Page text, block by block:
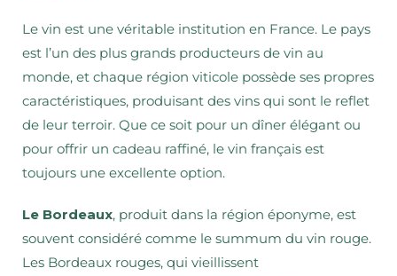
Le vin est une véritable institution en France. Le pays
est l’un des plus grands producteurs de vin au
monde, et chaque région viticole possède ses propres
caractéristiques, produisant des vins qui sont le reflet
de leur terroir. Que ce soit pour un dîner élégant ou
pour offrir un cadeau raffiné, le vin français est
toujours une excellente option.
Le Bordeaux, produit dans la région éponyme, est
souvent considéré comme le summum du vin rouge.
Les Bordeaux rouges, qui vieillissent